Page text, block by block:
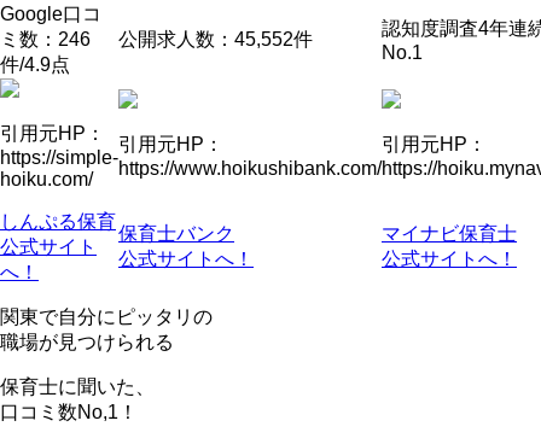
Google口コ
ミ数：246
件/4.9点
公開求人数：45,552件
認知度調査4年連
No.1
引用元HP：
https://simple-
hoiku.com/
引用元HP：
https://www.hoikushibank.com/
引用元HP：
https://
しんぷる保育
公式サイト
へ！
保育士バンク
公式サイトへ！
マイナビ保育士
公式サイトへ！
関東で自分にピッタリの
職場が見つけられる
保育士に聞いた、
口コミ数No,1！